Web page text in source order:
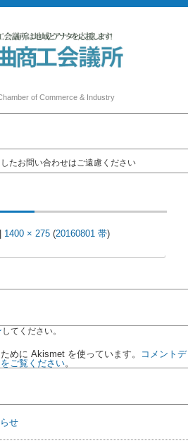
of Commerce & Industry
たお問い合わせはご遠慮ください
1400 × 275 (20160801 帯)
してください。
めに Akismet を使っています。
コメントデ
ご覧ください。
せ